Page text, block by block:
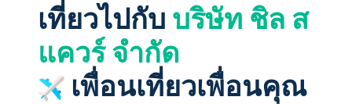
เที่ยวไปกับ บริษัท ชิล ส
แควร์ จำกัด
เพื่อนเที่ยวเพื่อนคุณ